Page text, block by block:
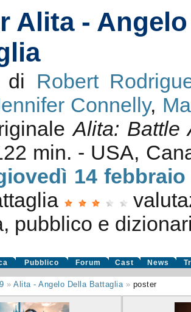
Alita -
di Robert
Connelly,
Alita: Battle
min. - USA,
14 febbraio
pubblico e
Pubblico Forum Cast News
»Alita - Angelo Della Battaglia» poster